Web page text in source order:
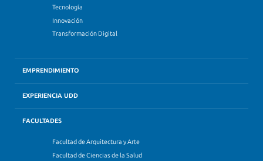
Tecnología
Innovación
Transformación Digital
EMPRENDIMIENTO
EXPERIENCIA UDD
FACULTADES
Facultad de Arquitectura y Arte
Facultad de Ciencias de la Salud